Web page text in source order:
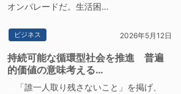
オンパレードだ。生活困…
ビジネス 2026年5月12日
持続可能な循環型社会を推進 普遍
的価値の意味考える…
「誰一人取り残さないこと」を掲げ、